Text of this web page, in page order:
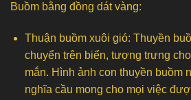
Buồm bằng đồng dát vàng:
Thuận buồm xuôi gió: Thuyền
chuyển trên biển, tượng trưng
mắn. Hình ảnh con thuyền buồm
nghĩa cầu mong cho mọi việc